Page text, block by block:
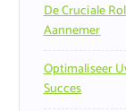
De Cruciale
Aannemer
Optimaliseer
Succes